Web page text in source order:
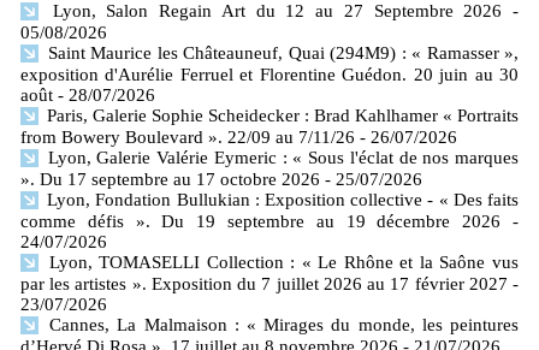
Lyon, Salon Regain Art du 12 au 27 Septembre 2026
-
05/08/2026
Saint Maurice les Châteauneuf, Quai (294M9) : « Ramasser »,
exposition d'Aurélie Ferruel et Florentine Guédon. 20 juin au 30
août - 28/07/2026
Paris, Galerie Sophie Scheidecker : Brad Kahlhamer « Portraits
from Bowery Boulevard ». 22/09 au 7/11/26 - 26/07/2026
Lyon, Galerie Valérie Eymeric : « Sous l'éclat de nos marques
». Du 17 septembre au 17 octobre 2026 - 25/07/2026
Lyon, Fondation Bullukian : Exposition collective - « Des faits
comme défis ». Du 19 septembre au 19 décembre 2026
-
24/07/2026
Lyon, TOMASELLI Collection : « Le Rhône et la Saône vus
par les artistes ». Exposition du 7 juillet 2026 au 17 février 2027 -
23/07/2026
Cannes, La Malmaison : « Mirages du monde, les peintures